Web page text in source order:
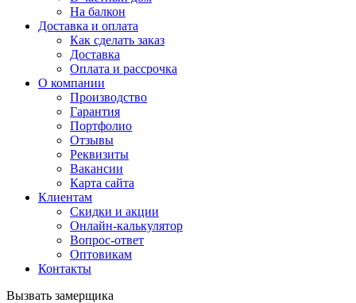
На балкон
Доставка и оплата
Как сделать заказ
Доставка
Оплата и рассрочка
О компании
Производство
Гарантия
Портфолио
Отзывы
Реквизиты
Вакансии
Карта сайта
Клиентам
Скидки и акции
Онлайн-калькулятор
Вопрос-ответ
Оптовикам
Контакты
Вызвать замерщика